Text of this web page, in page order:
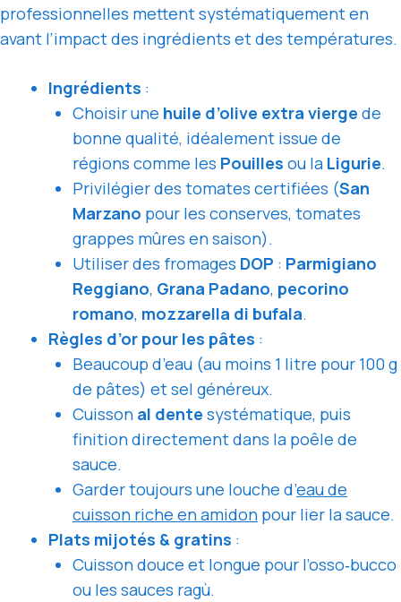
professionnelles mettent systématiquement en
avant l’impact des ingrédients et des températures.
Ingrédients :
Choisir une huile d’olive extra vierge de
bonne qualité, idéalement issue de
régions comme les Pouilles ou la Ligurie.
Privilégier des tomates certifiées (San
Marzano pour les conserves, tomates
grappes mûres en saison).
Utiliser des fromages DOP : Parmigiano
Reggiano, Grana Padano, pecorino
romano, mozzarella di bufala.
Règles d’or pour les pâtes :
Beaucoup d’eau (au moins 1 litre pour 100 g
de pâtes) et sel généreux.
Cuisson al dente systématique, puis
finition directement dans la poêle de
sauce.
Garder toujours une louche d’eau de
cuisson riche en amidon pour lier la sauce.
Plats mijotés & gratins :
Cuisson douce et longue pour l’osso‑bucco
ou les sauces ragù.